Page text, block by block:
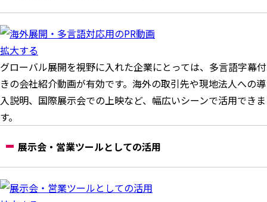
拡大する
グローバル展開を視野に入れた企業にとっては、多言語字幕付
きの会社紹介動画が有効です。海外の取引先や現地法人への導
入説明、国際展示会での上映など、幅広いシーンで活用できま
す。
展示会・営業ツールとしての活用